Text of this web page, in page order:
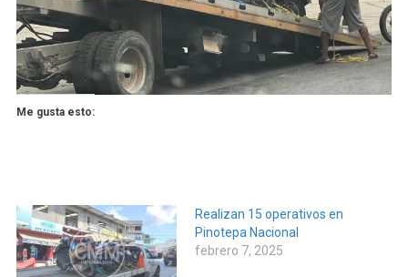
Me gusta esto:
Realizan 15 operativos en
Pinotepa Nacional
febrero 7, 2025